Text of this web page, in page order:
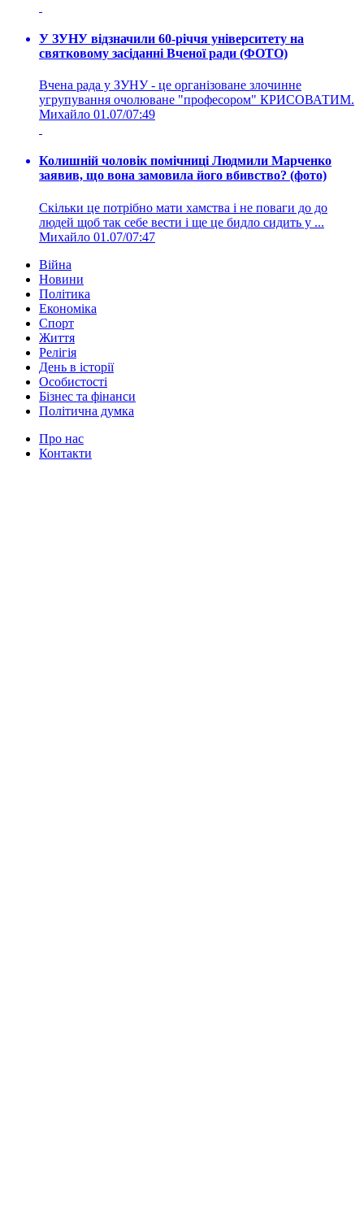
У ЗУНУ відзначили 60-річчя університету на
святковому засіданні Вченої ради (ФОТО)
Вчена рада у ЗУНУ - це організоване злочинне
угрупування очолюване "професором" КРИСОВАТИМ.
Михайло 01.07/07:49
Колишній чоловік помічниці Людмили Марченко
заявив, що вона замовила його вбивство? (фото)
Скільки це потрібно мати хамства і не поваги до до
людей щоб так себе вести і ще це бидло сидить у ...
Михайло 01.07/07:47
Війна
Новини
Політика
Економіка
Спорт
Життя
Релігія
День в історії
Особистості
Бізнес та фінанси
Політична думка
Про нас
Контакти